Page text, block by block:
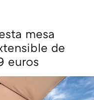
mesa
de
euros